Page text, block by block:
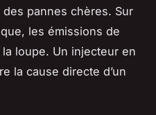
pannes chères. Sur
les émissions de
loupe. Un injecteur en
la cause directe d’un